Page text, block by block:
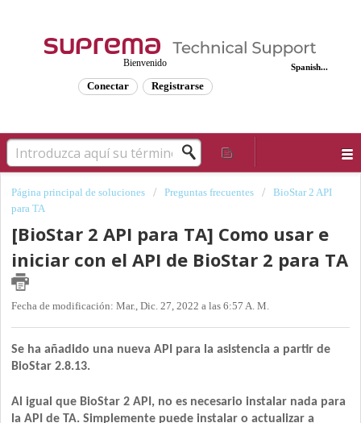
Spanish...
Bienvenido
Conectar Registrarse
Página principal de soluciones Preguntas frecuentes
BioStar 2 API
para TA
[BioStar 2 API para TA] Como usar e
iniciar con el API de BioStar 2 para TA
Fecha de modificación: Mar., Dic. 27, 2022 a las 6:57 A. M.
Se ha añadido una nueva API para la asistencia a partir de
BioStar 2.8.13.
Al igual que BioStar 2 API, no es necesario instalar nada para
la API de TA. Simplemente puede instalar o actualizar a